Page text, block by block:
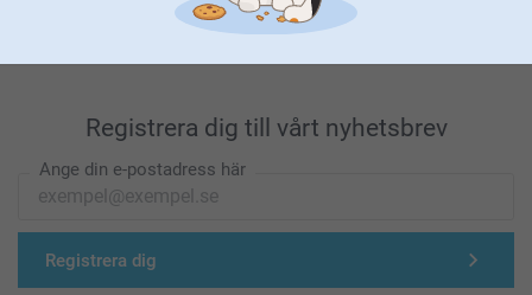
Registrera dig till vårt nyhetsbrev
Ange din e-postadress här
Registrera dig